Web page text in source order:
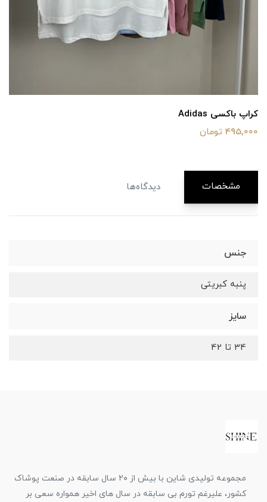
کراپ باکسی Adidas
495,000 تومان
مشخصات دیدگاه‌ها
جنس
پنبه کبریتی
سایز
34 تا 42
مجموعه تولیدی شاین با بیش از ۲۰ سال سابقه در صنعت پوشاک
کشور، علیرغم تورم بی سابقه در سال های اخیر همواره سعی بر